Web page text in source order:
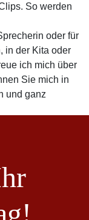
So werden
oder für
in der Kita oder
ich mich über
Sie mich in
und ganz